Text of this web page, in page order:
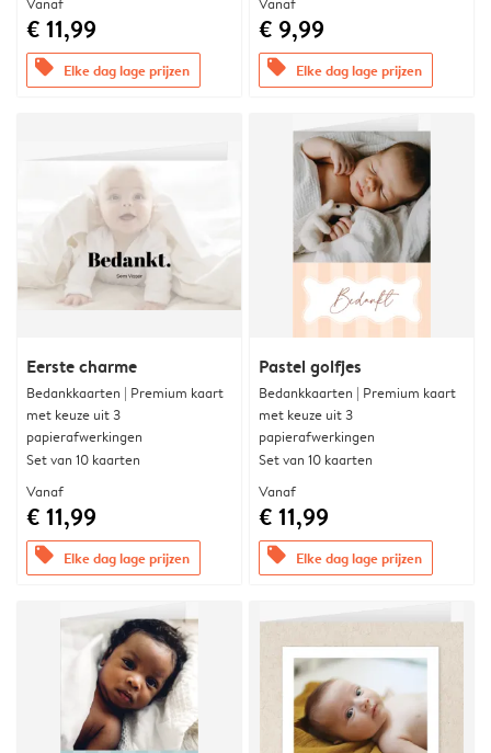
€ 11,99
offers Elke dag lage prijzen
€ 9,99
offers Elke dag lage prijzen
Eerste charme
Bedankkaarten | Premium kaart
met keuze uit 3
papierafwerkingen
Set van 10 kaarten
Vanaf
€ 11,99
offers Elke dag lage prijzen
Pastel golfjes
Bedankkaarten | Premium kaart
met keuze uit 3
papierafwerkingen
Set van 10 kaarten
Vanaf
€ 11,99
offers Elke dag lage prijzen